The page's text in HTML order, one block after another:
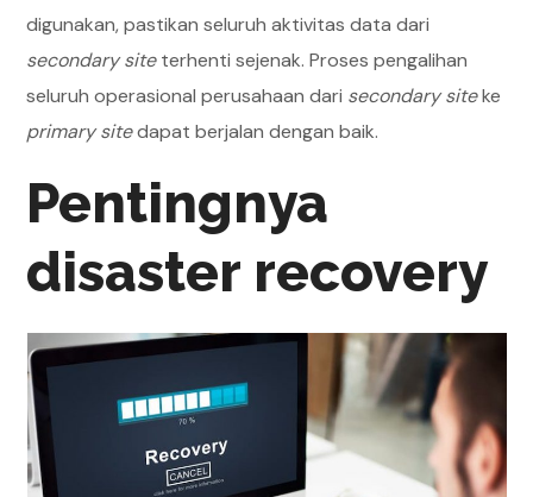
digunakan, pastikan seluruh aktivitas data dari
secondary siteterhenti sejenak. Proses pengalihan
seluruh operasional perusahaan dari secondary siteke
primary sitedapat berjalan dengan baik.
Pentingnya
disaster recovery